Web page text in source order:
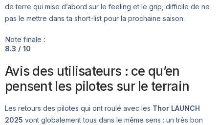
de terre qui mise d’abord sur le feeling et le grip, difficile de ne
pas le mettre dans ta short-list pour la prochaine saison.
Note finale :
8.3 / 10
Avis des utilisateurs : ce qu’en
pensent les pilotes sur le terrain
Les retours des pilotes qui ont roulé avec les Thor LAUNCH
2025 vont globalement tous dans le même sens : un très bon